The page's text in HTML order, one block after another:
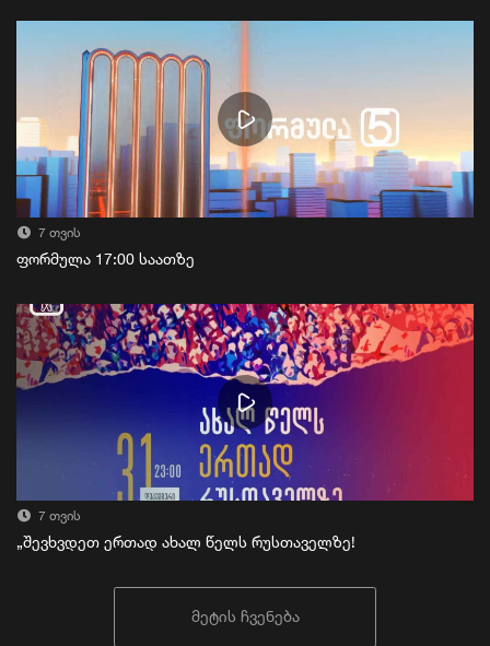
7 თვის
ფორმულა 17:00 საათზე
7 თვის
„შევხვდეთ ერთად ახალ წელს რუსთაველზე!
მეტის ჩვენება